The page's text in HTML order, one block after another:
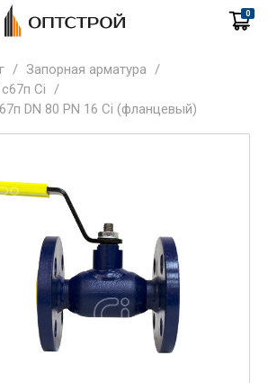
0
/ Запорная арматура /
Ci /
DN 80 PN 16 Ci (фланцевый)